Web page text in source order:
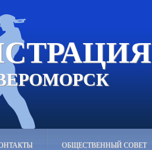
ОБЩЕСТВЕННЫЙ СОВЕТ